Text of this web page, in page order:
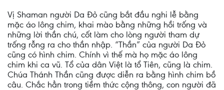
Vị Shaman người Da Ðỏ cũng bắt đầu nghi lễ bằng
mặc áo lông chim, khai mào bằng những hồi trống và
những lời thần chú, cốt làm cho lòng người tham dự
trống rỗng ra cho thần nhập. “Thần” của người Da Ðỏ
cũng có hình chim. Chính vì thế mà họ mặc áo lông
chim khi ca vũ. Tổ của dân Việt là tổ Tiên, cũng là chim.
Chúa Thánh Thần cũng được diễn ra bằng hình chim bồ
câu. Chắc hẳn trong tiềm thức cộng thông, con người đã